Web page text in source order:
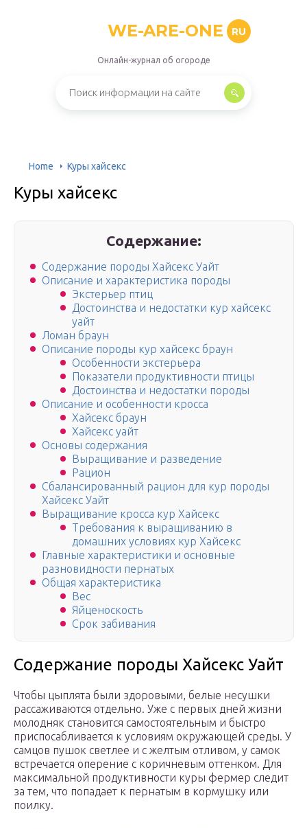
WE-ARE-ONE RU
Онлайн-журнал об огороде
Home Куры хайсекс
Куры хайсекс
Содержание:
Содержание породы Хайсекс Уайт
Описание и характеристика породы
Экстерьер птиц
Достоинства и недостатки кур хайсекс
уайт
Ломан браун
Описание породы кур хайсекс браун
Особенности экстерьера
Показатели продуктивности птицы
Достоинства и недостатки породы
Описание и особенности кросса
Хайсекс браун
Хайсекс уайт
Основы содержания
Выращивание и разведение
Рацион
Сбалансированный рацион для кур породы
Хайсекс Уайт
Выращивание кросса кур Хайсекс
Требования к выращиванию в
домашних условиях кур Хайсекс
Главные характеристики и основные
разновидности пернатых
Общая характеристика
Вес
Яйценоскость
Срок забивания
Содержание породы Хайсекс Уайт
Чтобы цыплята были здоровыми, белые несушки
рассаживаются отдельно. Уже с первых дней жизни
молодняк становится самостоятельным и быстро
приспосабливается к условиям окружающей среды. У
самцов пушок светлее и с желтым отливом, у самок
встречается оперение с коричневым оттенком. Для
максимальной продуктивности куры фермер следит
за тем, что попадает к пернатым в кормушку или
поилку.